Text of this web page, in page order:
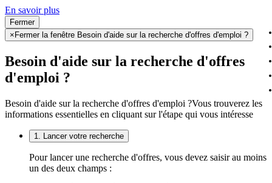
En savoir plus
Fermer
× Fermer la fenêtre Besoin d'aide sur la recherche d'offres d'emploi ?
Besoin d'aide sur la recherche d'offres
d'emploi ?
Besoin d'aide sur la recherche d'offres d'emploi ?Vous trouverez les
informations essentielles en cliquant sur l'étape qui vous intéresse
1. Lancer votre recherche
Pour lancer une recherche d'offres, vous devez saisir au moins
un des deux champs :